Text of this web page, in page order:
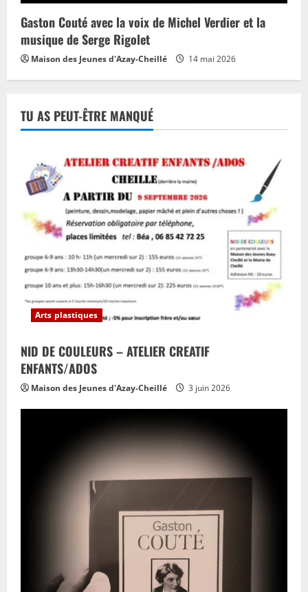
Gaston Couté avec la voix de Michel Verdier et la
musique de Serge Rigolet
Maison des Jeunes d'Azay-Cheillé 14 mai 2026
TU AS PEUT-ÊTRE MANQUÉ
Arts plastiques
NID DE COULEURS – ATELIER CREATIF
ENFANTS/ADOS
Maison des Jeunes d'Azay-Cheillé 3 juin 2026